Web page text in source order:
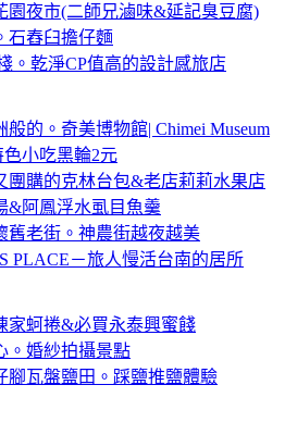
園夜市(二師兄滷味&延記臭豆腐)
石舂臼擔仔麵
。乾淨CP值高的設計感旅店
的。奇美博物館| Chimei Museum
小吃黑輪2元
團購的克林台包&老店莉莉水果店
&阿鳳浮水虱目魚羹
舊老街。神農街越夜越美
PLACE－旅人慢活台南的居所
家蚵捲&必買永泰興蜜餞
。婚紗拍攝景點
腳瓦盤鹽田。踩鹽推鹽體驗